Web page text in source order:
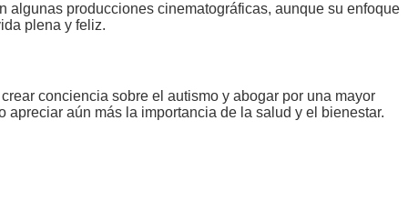
producciones cinematográficas, aunque su enfoque
plena y feliz.
conciencia sobre el autismo y abogar por una mayor
aún más la importancia de la salud y el bienestar.